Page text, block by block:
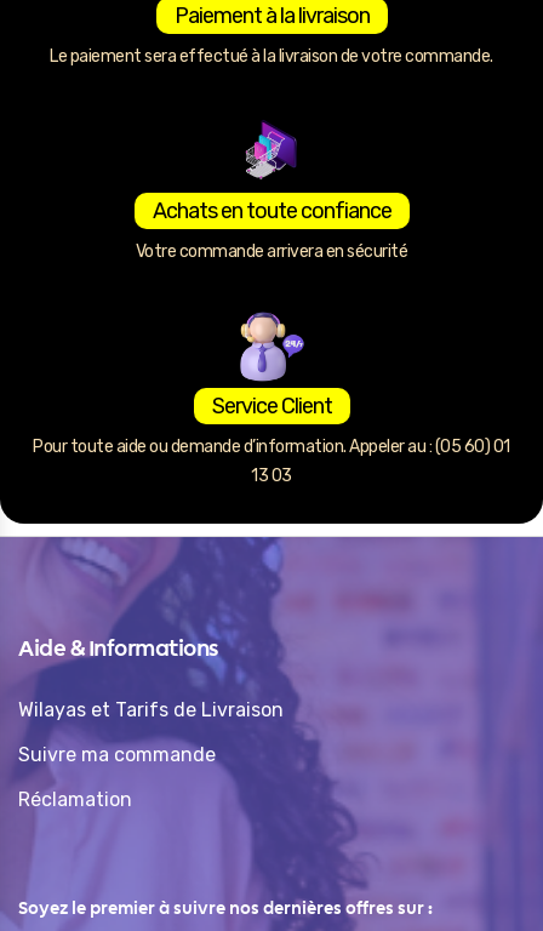
Paiement à la livraison
Le paiement sera effectué à la livraison de votre commande.
Achats en toute confiance
Votre commande arrivera en sécurité
Service Client
Pour toute aide ou demande d’information. Appeler au : (05 60) 01
13 03
Aide & Informations
Wilayas et Tarifs de Livraison
Suivre ma commande
Réclamation
Soyez le premier à suivre nos dernières offres sur :